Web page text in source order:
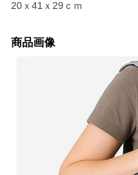
20ｘ41ｘ29ｃｍ
商品画像